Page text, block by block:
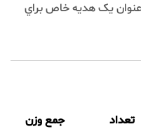
يک هديه خاص براي
تعداد
جمع وزن